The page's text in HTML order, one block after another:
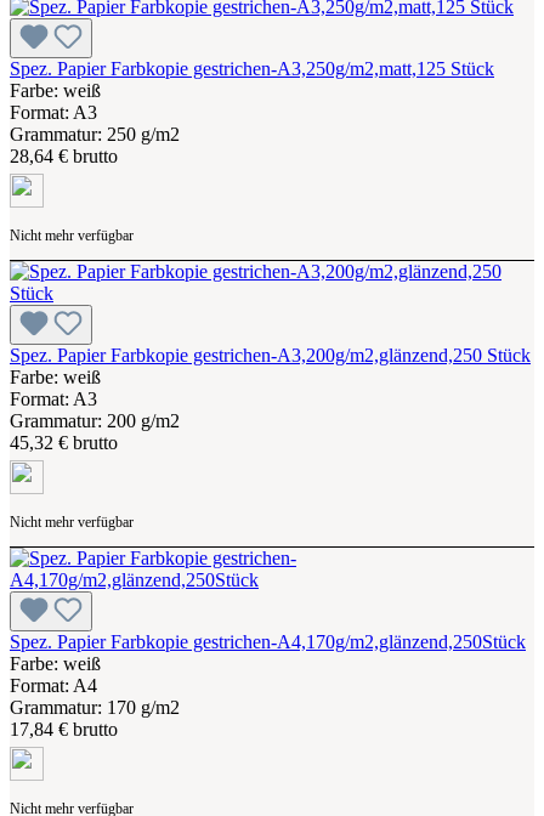
Spez. Papier Farbkopie gestrichen-A3,250g/m2,matt,125 Stück
Farbe: weiß
Format: A3
Grammatur: 250 g/m2
28,64 € brutto
Nicht mehr verfügbar
Spez. Papier Farbkopie gestrichen-A3,200g/m2,glänzend,250 Stück
Farbe: weiß
Format: A3
Grammatur: 200 g/m2
45,32 € brutto
Nicht mehr verfügbar
Spez. Papier Farbkopie gestrichen-A4,170g/m2,glänzend,250Stück
Farbe: weiß
Format: A4
Grammatur: 170 g/m2
17,84 € brutto
Nicht mehr verfügbar